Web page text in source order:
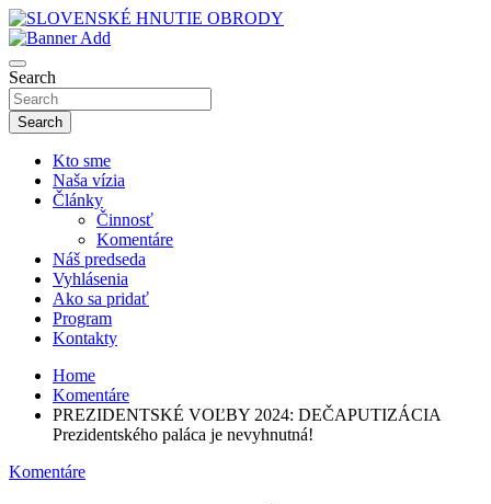
Skip
to
content
SLOVENSKÉ HNUTIE OBRODY
Search
Search
Kto sme
Naša vízia
Články
Činnosť
Komentáre
Náš predseda
Vyhlásenia
Ako sa pridať
Program
Kontakty
Home
Komentáre
PREZIDENTSKÉ VOĽBY 2024: DEČAPUTIZÁCIA
Prezidentského paláca je nevyhnutná!
Komentáre